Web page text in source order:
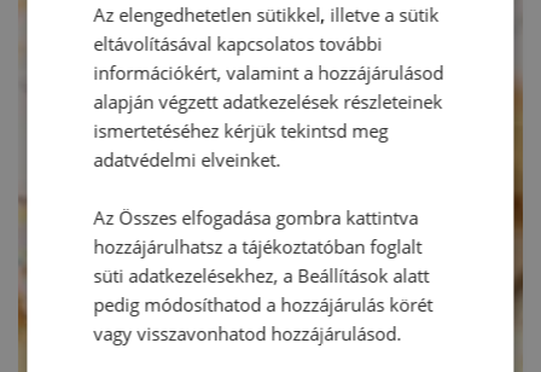
Az elengedhetetlen sütikkel, illetve a sütik
eltávolításával kapcsolatos további
információkért, valamint a hozzájárulásod
alapján végzett adatkezelések részleteinek
ismertetéséhez kérjük tekintsd meg
adatvédelmi elveinket.
Az Összes elfogadása gombra kattintva
hozzájárulhatsz a tájékoztatóban foglalt
süti adatkezelésekhez, a Beállítások alatt
pedig módosíthatod a hozzájárulás körét
vagy visszavonhatod hozzájárulásod.